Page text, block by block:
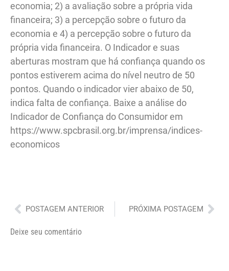
economia; 2) a avaliação sobre a própria vida
financeira; 3) a percepção sobre o futuro da
economia e 4) a percepção sobre o futuro da
própria vida financeira. O Indicador e suas
aberturas mostram que há confiança quando os
pontos estiverem acima do nível neutro de 50
pontos. Quando o indicador vier abaixo de 50,
indica falta de confiança. Baixe a análise do
Indicador de Confiança do Consumidor em
https://www.spcbrasil.org.br/imprensa/indices-
economicos
Anterior
POSTAGEM ANTERIOR PRÓXIMA POSTAGEM
Deixe seu comentário